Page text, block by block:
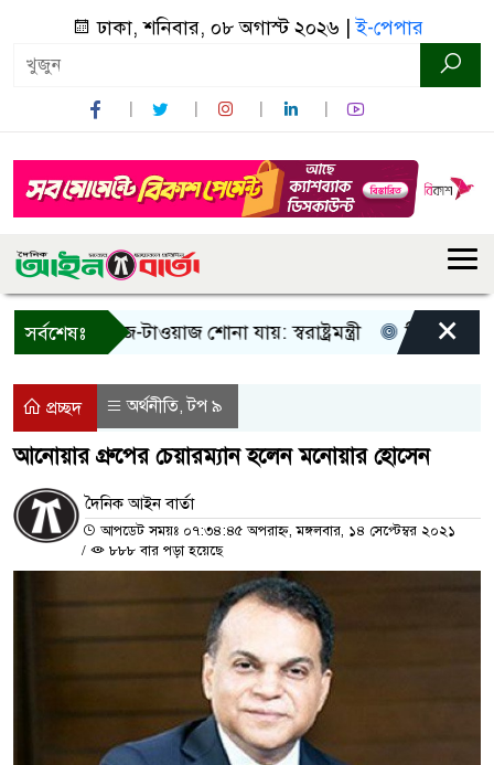
ঢাকা, শনিবার, ০৮ অগাস্ট ২০২৬ |ই-পেপার
সর্বশেষঃ
আওয়াজ-টাওয়াজ শোনা যায়: স্বরাষ্ট্রমন্ত্রী তিন দিনের
×
প্রচ্ছদ অর্থনীতি,টপ ৯
আনোয়ার গ্রুপের চেয়ারম্যান হলেন মনোয়ার হোসেন
দৈনিক আইন বার্তা
আপডেট সময়ঃ ০৭:৩৪:৪৫ অপরাহ্ন, মঙ্গলবার, ১৪ সেপ্টেম্বর ২০২১
/
৮৮৮ বার পড়া হয়েছে